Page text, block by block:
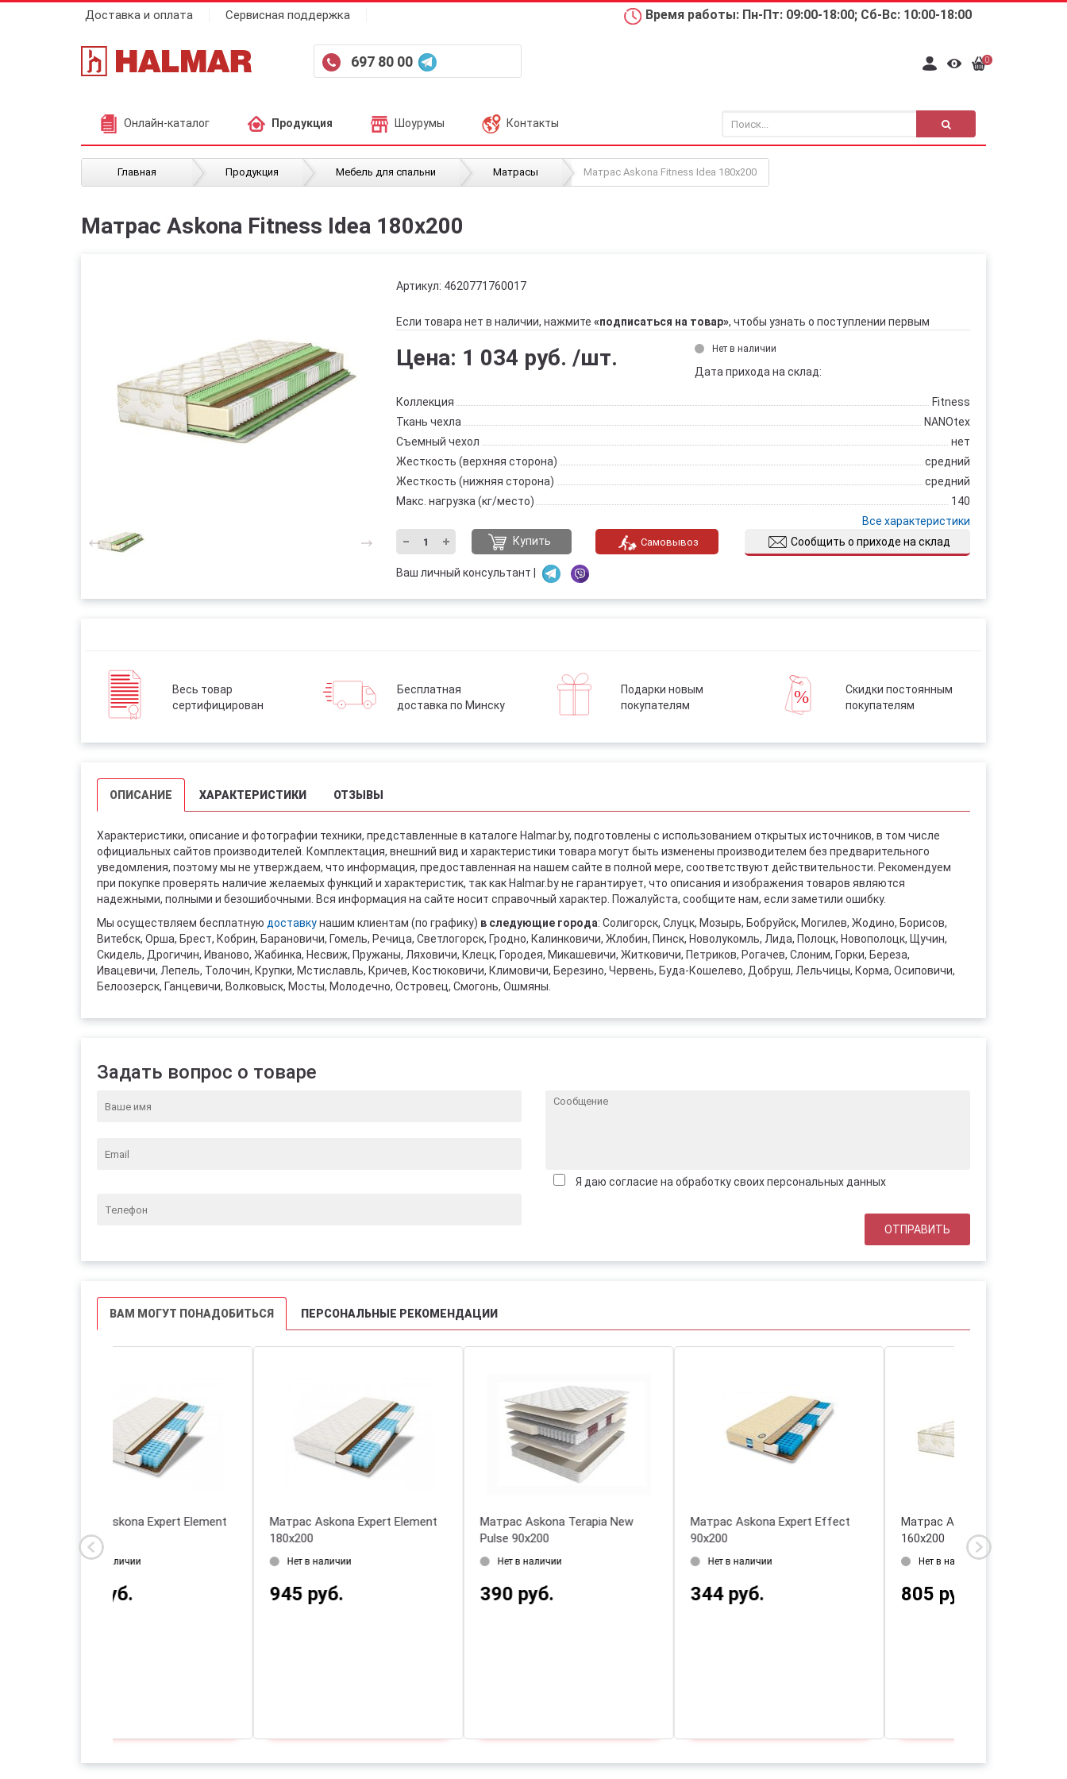
Доставка и оплата Сервисная поддержка Время работы: Пн-Пт: 09:00-18:00; Сб-Вс: 10:00-18:00
697 80 00 0
Онлайн-каталог Продукция Шоурумы Контакты
Главная / Продукция / Мебель для спальни / Матрасы / Матрас Askona Fitness Idea 180х200
Матрас Askona Fitness Idea 180х200
Артикул: 4620771760017
Если товара нет в наличии, нажмите «подписаться на товар», чтобы узнать о поступлении первым
Цена: 1 034 руб. /шт. Нет в наличии
Дата прихода на склад:
Коллекция
Fitness
Ткань чехла
NANOtex
Съемный чехол
нет
Жесткость (верхняя сторона)
средний
Жесткость (нижняя сторона)
средний
Макс. нагрузка (кг/место)
140
Все характеристики
Купить
Самовывоз Сообщить о приходе на склад
Ваш личный консультант |
Весь товар
сертифицирован
Бесплатная
доставка по Минску
Подарки новым
покупателям
Скидки постоянным
покупателям
ОПИСАНИЕ ХАРАКТЕРИСТИКИ ОТЗЫВЫ
Характеристики, описание и фотографии техники, представленные в каталоге Halmar.by, подготовлены с использованием открытых источников, в том числе
официальных сайтов производителей. Комплектация, внешний вид и характеристики товара могут быть изменены производителем без предварительного
уведомления, поэтому мы не утверждаем, что информация, предоставленная на нашем сайте в полной мере, соответствуют действительности. Рекомендуем
при покупке проверять наличие желаемых функций и характеристик, так как Halmar.by не гарантирует, что описания и изображения товаров являются
надежными, полными и безошибочными. Вся информация на сайте носит справочный характер. Пожалуйста, сообщите нам, если заметили ошибку.
Мы осуществляем бесплатную доставкунашим клиентам (по графику) в следующие города: Солигорск, Слуцк, Мозырь, Бобруйск, Могилев, Жодино, Борисов,
Витебск, Орша, Брест, Кобрин, Барановичи, Гомель, Речица, Светлогорск, Гродно, Калинковичи, Жлобин, Пинск, Новолукомль, Лида, Полоцк, Новополоцк, Щучин,
Скидель, Дрогичин, Иваново, Жабинка, Несвиж, Пружаны, Ляховичи, Клецк, Городея, Микашевичи, Житковичи, Петриков, Рогачев, Слоним, Горки, Береза,
Ивацевичи, Лепель, Толочин, Крупки, Мстиславль, Кричев, Костюковичи, Климовичи, Березино, Червень, Буда-Кошелево, Добруш, Лельчицы, Корма, Осиповичи,
Белоозерск, Ганцевичи, Волковыск, Мосты, Молодечно, Островец, Смогонь, Ошмяны.
Задать вопрос о товаре
Я даю согласие на обработку своих персональных данных
ВАМ МОГУТ ПОНАДОБИТЬСЯ ПЕРСОНАЛЬНЫЕ РЕКОМЕНДАЦИИ
Матрас Askona Expert Element
90х200
Нет в наличии
517 руб.
Матрас Askona Expert Effect
180х200
Нет в наличии
639 руб.
Матрас Askona Expert Etalon
120х200
Нет в наличии
606 руб.
Матрас Askona Balance Practice
140х200
Нет в наличии
339 руб.
Матрас Askona Balance
160х200
Нет в наличии
426 руб.